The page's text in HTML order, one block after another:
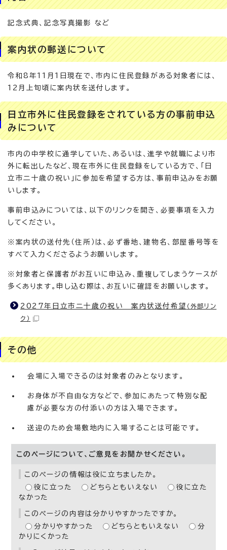
記念式典、記念写真撮影 など
案内状の郵送について
令和8年11月1日現在で、市内に住民登録がある対象者には、
12月上旬頃に案内状を送付します。
日立市外に住民登録をされている方の事前申込
みについて
市内の中学校に通学していた、あるいは、進学や就職により市
外に転出したなど、現在市外に住民登録をしている方で、「日
立市二十歳の祝い」に参加を希望する方は、事前申込みをお願
いします。
事前申込みについては、以下のリンクを開き、必要事項を入力
してください。
※案内状の送付先（住所）は、必ず番地、建物名、部屋番号等を
すべて入力くださるようお願いします。
※対象者と保護者がお互いに申込み、重複してしまうケースが
多くあります。申し込む際は、お互いに確認をお願いします。
2027年日立市二十歳の祝い 案内状送付希望 （外部リン
ク）
その他
会場に入場できるのは対象者のみとなります。
お身体が不自由な方などで、参加にあたって特別な配
慮が必要な方の付添いの方は入場できます。
送迎のため会場敷地内に入場することは可能です。
このページについて、ご意見をお聞かせください。
このページの情報は役に立ちましたか。
役に立った
どちらともいえない
役に立た
なかった
このページの内容は分かりやすかったですか。
分かりやすかった
どちらともいえない
分
かりにくかった